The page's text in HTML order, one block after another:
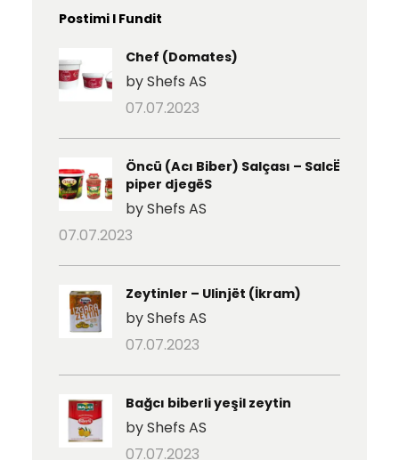
Postimi I Fundit
Chef (Domates)
by Shefs AS
07.07.2023
Öncü (Acı Biber) Salçası – SalcË
piper djegëS
by Shefs AS
07.07.2023
Zeytinler – Ulinjët (İkram)
by Shefs AS
07.07.2023
Bağcı biberli yeşil zeytin
by Shefs AS
07.07.2023